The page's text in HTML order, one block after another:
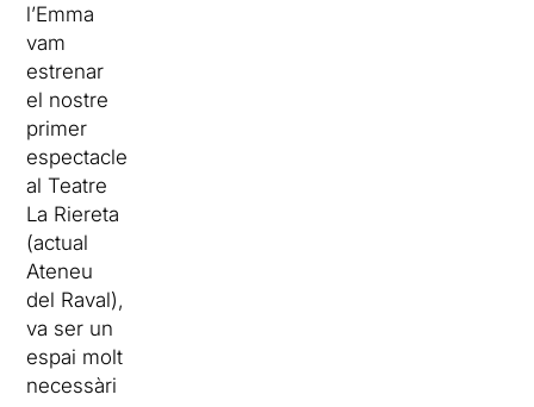
l’Emma
vam
estrenar
el nostre
primer
espectacle
al Teatre
La Riereta
(actual
Ateneu
del Raval),
va ser un
espai molt
necessàri